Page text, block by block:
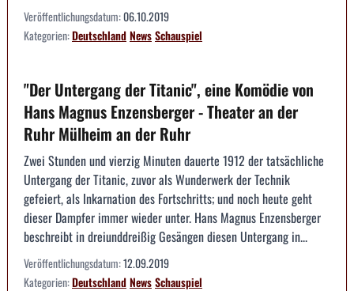
Veröffentlichungsdatum:06.10.2019
Kategorien:DeutschlandNewsSchauspiel
"Der Untergang der Titanic", eine Komödie von
Hans Magnus Enzensberger - Theater an der
Ruhr Mülheim an der Ruhr
Zwei Stunden und vierzig Minuten dauerte 1912 der tatsächliche
Untergang der Titanic, zuvor als Wunderwerk der Technik
gefeiert, als Inkarnation des Fortschritts; und noch heute geht
dieser Dampfer immer wieder unter. Hans Magnus Enzensberger
beschreibt in dreiunddreißig Gesängen diesen Untergang in...
Veröffentlichungsdatum:12.09.2019
Kategorien:DeutschlandNewsSchauspiel